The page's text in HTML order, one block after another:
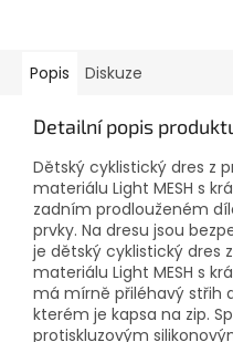
Popis Diskuze
Detailní popis
Dětský cyklistický dres z
materiálu Light MESH s
zadním prodlouženém
prvky. Na dresu jsou
je dětský cyklistický dres
materiálu Light MESH s
má mírně přiléhavý střih
kterém je kapsa na zip.
protiskluzovým